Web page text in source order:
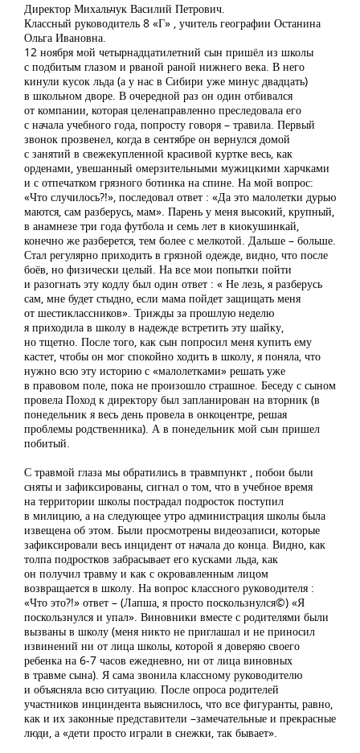
Директор Михальчук Василий Петрович.
Классный руководитель 8 «Г» , учитель географии Останина
Ольга Ивановна.
12 ноября мой четырнадцатилетний сын пришёл из школы
с подбитым глазом и рваной раной нижнего века. В него
кинули кусок льда (а у нас в Сибири уже минус двадцать)
в школьном дворе. В очередной раз он один отбивался
от компании, которая целенаправленно преследовала его
с начала учебного года, попросту говоря – травила. Первый
звонок прозвенел, когда в сентябре он вернулся домой
с занятий в свежекупленной красивой куртке весь, как
орденами, увешанный омерзительными мужицкими харчками
и с отпечатком грязного ботинка на спине. На мой вопрос:
«Что случилось?!», последовал ответ : «Да это малолетки дурью
маются, сам разберусь, мам». Парень у меня высокий, крупный,
в анамнезе три года футбола и семь лет в киокушинкай,
конечно же разберется, тем более с мелкотой. Дальше – больше.
Стал регулярно приходить в грязной одежде, видно, что после
боёв, но физически целый. На все мои попытки пойти
и разогнать эту кодлу был один ответ : « Не лезь, я разберусь
сам, мне будет стыдно, если мама пойдет защищать меня
от шестиклассников». Трижды за прошлую неделю
я приходила в школу в надежде встретить эту шайку,
но тщетно. После того, как сын попросил меня купить ему
кастет, чтобы он мог спокойно ходить в школу, я поняла, что
нужно всю эту историю с «малолетками» решать уже
в правовом поле, пока не произошло страшное. Беседу с сыном
провела Поход к директору был запланирован на вторник (в
понедельник я весь день провела в онкоцентре, решая
проблемы родственника). А в понедельник мой сын пришел
побитый.
С травмой глаза мы обратились в травмпункт , побои были
сняты и зафиксированы, сигнал о том, что в учебное время
на территории школы пострадал подросток поступил
в милицию, а на следующее утро администрация школы была
извещена об этом. Были просмотрены видеозаписи, которые
зафиксировали весь инцидент от начала до конца. Видно, как
толпа подростков забрасывает его кусками льда, как
он получил травму и как с окровавленным лицом
возвращается в школу. На вопрос классного руководителя :
«Что это?!» ответ – (Лапша, я просто поскользнулся©) «Я
поскользнулся и упал». Виновники вместе с родителями были
вызваны в школу (меня никто не приглашал и не приносил
извинений ни от лица школы, которой я доверяю своего
ребенка на 6-7 часов ежедневно, ни от лица виновных
в травме сына). Я сама звонила классному руководителю
и объясняла всю ситуацию. После опроса родителей
участников инциндента выяснилось, что все фигуранты, равно,
как и их законные представители –замечательные и прекрасные
люди, а «дети просто играли в снежки, так бывает».